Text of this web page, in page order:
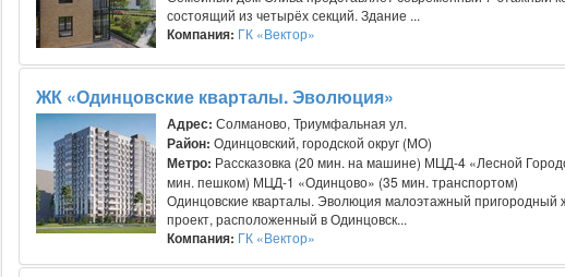
состоящий из четырёх секций. Здание ...
Компания: ГК «Вектор»
ЖК «Одинцовские кварталы. Эволюция»
Адрес: Солманово, Триумфальная ул.
Район: Одинцовский, городской округ (МО)
Метро: Рассказовка (20 мин. на машине) МЦД-4 «Лесной
мин. пешком) МЦД-1 «Одинцово» (35 мин. транспортом)
Одинцовские кварталы. Эволюция малоэтажный
проект, расположенный в Одинцовск...
Компания: ГК «Вектор»